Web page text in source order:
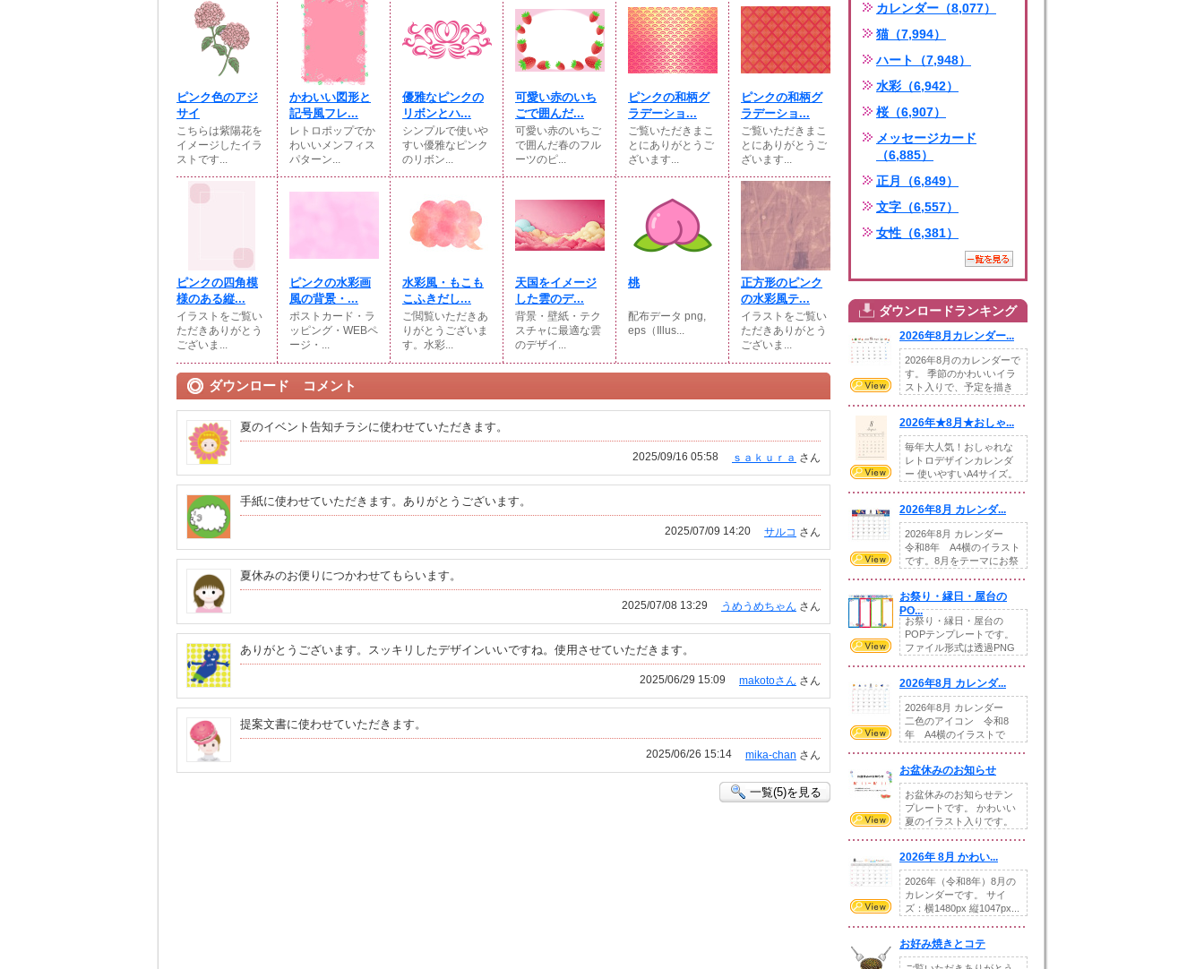
ピンク色のアジ
サイ
こちらは紫陽花を
イメージしたイラ
ストです...
かわいい図形と
記号風フレ...
レトロポップでか
わいいメンフィス
パターン...
優雅なピンクの
リボンとハ...
シンプルで使いや
すい優雅なピンク
のリボン...
可愛い赤のいち
ごで囲んだ...
可愛い赤のいちご
で囲んだ春のフル
ーツのピ...
ピンクの和柄グ
ラデーショ...
ご覧いただきまこ
とにありがとうご
ざいます...
ピンクの和柄グ
ラデーショ...
ご覧いただきまこ
とにありがとうご
ざいます...
ピンクの四角模
様のある縦...
イラストをご覧い
ただきありがとう
ございま...
ピンクの水彩画
風の背景・...
ポストカード・ラ
ッピング・WEBペ
ージ・...
水彩風・もこも
こふきだし...
ご閲覧いただきあ
りがとうございま
す。水彩...
天国をイメージ
した雲のデ...
背景・壁紙・テク
スチャに最適な雲
のデザイ...
桃
配布データ png,
eps（Illus...
正方形のピンク
の水彩風テ...
イラストをご覧い
ただきありがとう
ございま...
ダウンロード コメント
夏のイベント告知チラシに使わせていただきます。
ｓａｋｕｒａ さん
2025/09/16 05:58
手紙に使わせていただきます。ありがとうございます。
サルコ さん
2025/07/09 14:20
夏休みのお便りにつかわせてもらいます。
うめうめちゃん さん
2025/07/08 13:29
ありがとうございます。スッキリしたデザインいいですね。使用させていただきます。
makotoさん さん
2025/06/29 15:09
提案文書に使わせていただきます。
mika-chan さん
2025/06/26 15:14
一覧(5)を見る
カレンダー（8,077）
猫（7,994）
ハート（7,948）
水彩（6,942）
桜（6,907）
メッセージカード
（6,885）
正月（6,849）
文字（6,557）
女性（6,381）
ダウンロードランキング
2026年8月カレンダー...
2026年8月のカレンダーで
す。 季節のかわいいイラ
スト入りで、予定を描き
2026年★8月★おしゃ...
毎年大人気！おしゃれな
レトロデザインカレンダ
ー 使いやすいA4サイズ。
2026年8月 カレンダ...
2026年8月 カレンダー
令和8年 A4横のイラスト
です。8月をテーマにお祭
お祭り・縁日・屋台の
PO...
お祭り・縁日・屋台の
POPテンプレートです。
ファイル形式は透過PNG
2026年8月 カレンダ...
2026年8月 カレンダー
二色のアイコン 令和8
年 A4横のイラストで
お盆休みのお知らせ
お盆休みのお知らせテン
プレートです。 かわいい
夏のイラスト入りです。
2026年 8月 かわい...
2026年（令和8年）8月の
カレンダーです。 サイ
ズ：横1480px 縦1047px...
お好み焼きとコテ